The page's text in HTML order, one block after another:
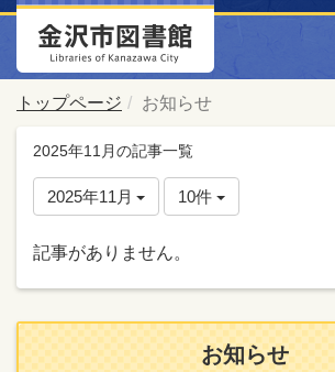
トップページ お知らせ
2025年11月の記事一覧
2025年11月 10件
記事がありません。
お知らせ